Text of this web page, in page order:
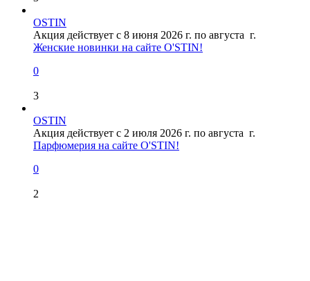
OSTIN
Акция действует с 8 июня 2026 г. по августа г.
Женские новинки на сайте O'STIN!
0
3
OSTIN
Акция действует с 2 июля 2026 г. по августа г.
Парфюмерия на сайте O'STIN!
0
2